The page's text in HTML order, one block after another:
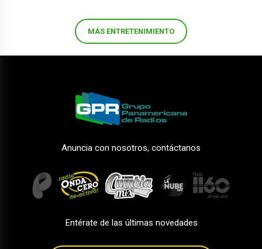
MÁS ENTRETENIMIENTO
Anuncia con nosotros, contáctanos
Entérate de las últimas novedades